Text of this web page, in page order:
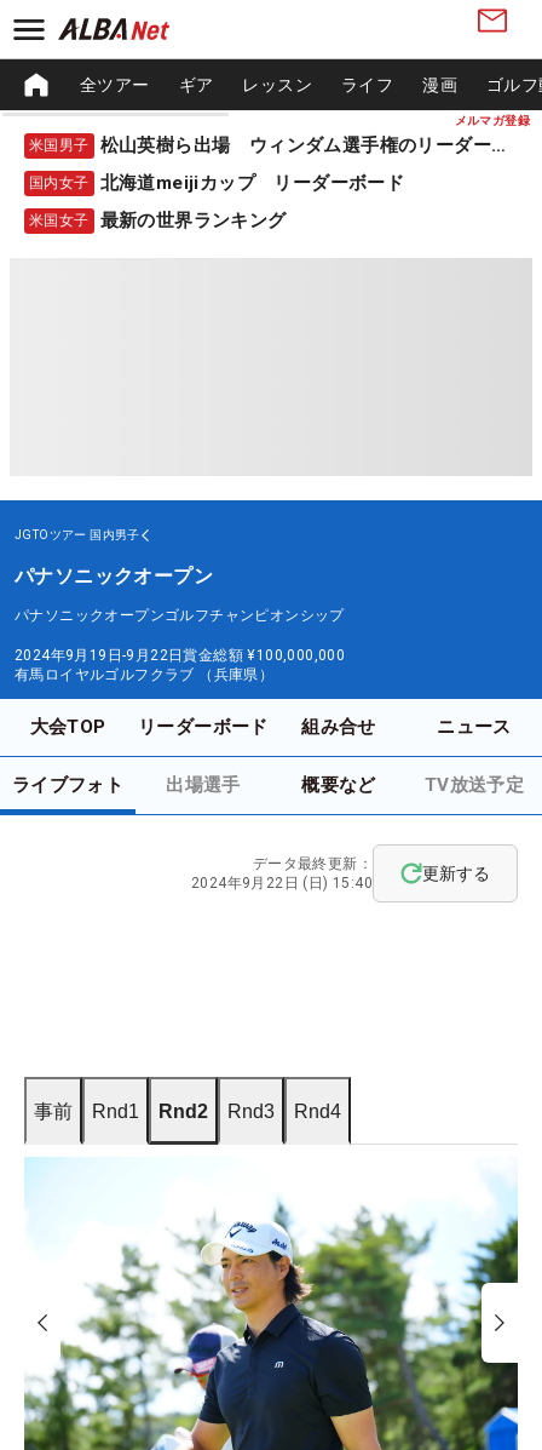
メルマガ登録
全ツアー ギア レッスン ライフ 漫画 ゴル
米国男子 松山英樹ら出場 ウィンダム選手権のリーダーボード
国内女子 北海道meijiカップ リーダーボード
米国女子 最新の世界ランキング
JGTOツアー 国内男子
パナソニックオープン
パナソニックオープンゴルフチャンピオンシップ
2024年9月19日-9月22日賞金総額 ¥100,000,000
有馬ロイヤルゴルフクラブ （兵庫県）
大会TOP リーダーボード 組み合せ ニュース
ライブフォト 出場選手 概要など TV放送予定
データ最終更新：
2024年9月22日 (日) 15:40
更新する
事前 Rnd1 Rnd2 Rnd3 Rnd4